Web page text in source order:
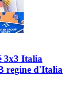
3x3 Italia
regine d'Italia